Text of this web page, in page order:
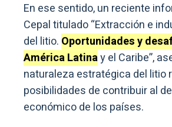
En ese sentido, un reciente
Cepal titulado “Extracción e
del litio. Oportunidades y
América Latinay el Caribe”,
naturaleza estratégica del litio
posibilidades de contribuir al
económico de los países.